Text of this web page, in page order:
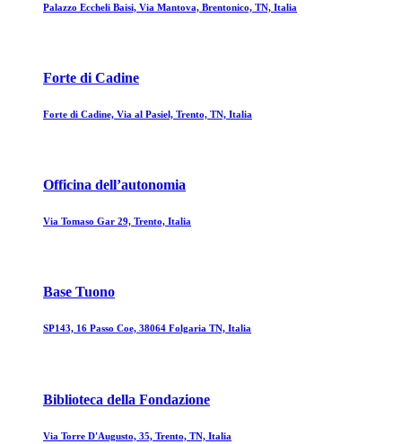
Palazzo Eccheli Baisi, Via Mantova, Brentonico, TN, Italia
Forte di Cadine
Forte di Cadine, Via al Pasiel, Trento, TN, Italia
Officina dell’autonomia
Via Tomaso Gar 29, Trento, Italia
Base Tuono
SP143, 16 Passo Coe, 38064 Folgaria TN, Italia
Biblioteca della Fondazione
Via Torre D'Augusto, 35, Trento, TN, Italia